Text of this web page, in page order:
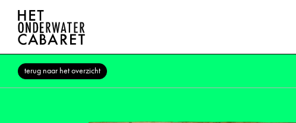
terug naar het overzicht